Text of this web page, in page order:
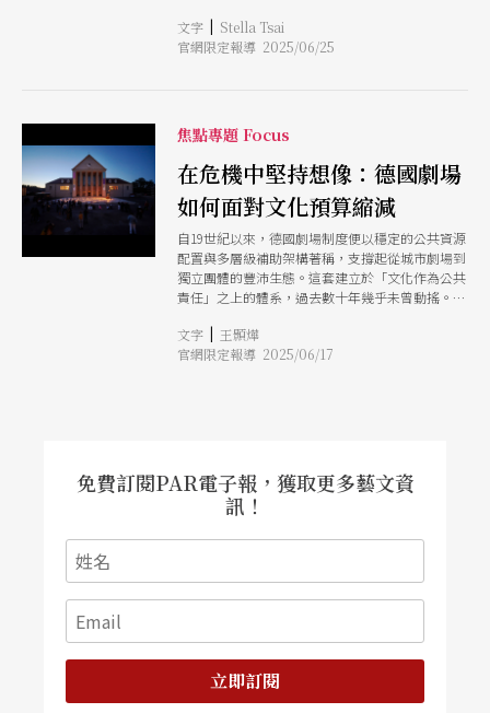
虛構的想像究竟是屬於誰的？於是，長大後的他，
選擇不再跳這些不屬於他身體的舞蹈。
合舞製作團隊」（Polymer DMT），正處於全球趨
勢變動的體感第一排。
文字 | Stella Tsai
官網限定報導 2025/06/25
焦點專題 Focus
在危機中堅持想像：德國劇場
如何面對文化預算縮減
自19世紀以來，德國劇場制度便以穩定的公共資源
配置與多層級補助架構著稱，支撐起從城市劇場到
獨立團體的豐沛生態。這套建立於「文化作為公共
責任」之上的體系，過去數十年幾乎未曾動搖。然
各地文化預算接連縮減，儘管補助結構尚未全面崩
解，現場已可見策略調整與資源重分配的跡象。
場公共角色的觀察，也探討赫勒勞作為同時具備歷
史背景、國際策展能量與社區實踐的場館，如何在
資源受限下重新校準策略、重構合作關係。 預算
銳劇場導演的年度展演平台「快轉戲劇節」（Fast
Forward Festival），成為首波可見的削減徵兆之
文字 | 王顥燁
官網限定報導 2025/06/17
免費訂閱PAR電子報，獲取更多藝文資
訊！
立即訂閱